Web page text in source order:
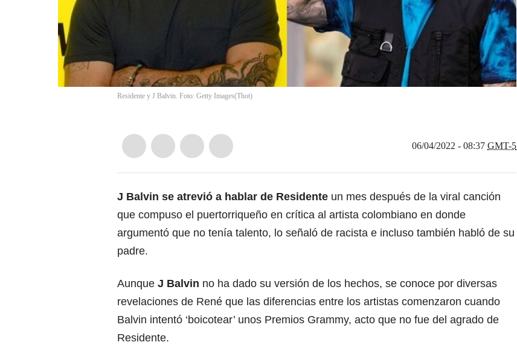
Residente y J Balvin. Foto: Getty Images(Thot)
06/04/2022 - 08:37 GMT-5
J Balvin se atrevió a hablar de Residente un mes después de la viral canción
que compuso el puertorriqueño en crítica al artista colombiano en donde
argumentó que no tenía talento, lo señaló de racista e incluso también habló de su
padre.
Aunque J Balvin no ha dado su versión de los hechos, se conoce por diversas
revelaciones de René que las diferencias entre los artistas comenzaron cuando
Balvin intentó ‘boicotear’ unos Premios Grammy, acto que no fue del agrado de
Residente.